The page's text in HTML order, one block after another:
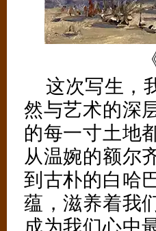
这次写生，
然与艺术的深
的每一寸土地
从温婉的额尔
到古朴的白哈
蕴，滋养着我
成为我们心中